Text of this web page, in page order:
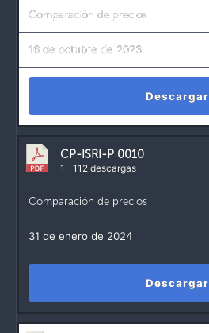
Comparación de precios
16 de octubre de 2023
Descargar
CP-ISRI-P 0010
1 112 descargas
Comparación de precios
31 de enero de 2024
Descargar